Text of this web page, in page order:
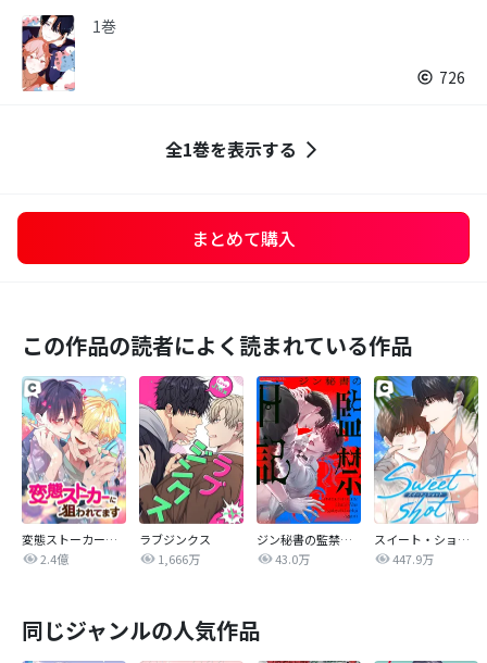
1巻
726
全1巻を表示する
まとめて購入
この作品の読者によく読まれている作品
変態ストーカーに狙われてます
2.4億
ラブジンクス
1,666万
ジン秘書の監禁日記【タテヨミ】
43.0万
スイート・ショット
447.9万
同じジャンルの人気作品